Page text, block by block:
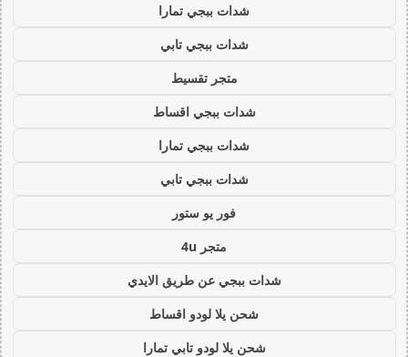
شدات ببجي تمارا
شدات ببجي تابي
متجر تقسيط
شدات ببجي اقساط
شدات ببجي تمارا
شدات ببجي تابي
فور يو ستور
متجر 4u
شدات ببجي عن طريق الايدي
شحن يلا لودو اقساط
شحن يلا لودو تابي تمارا